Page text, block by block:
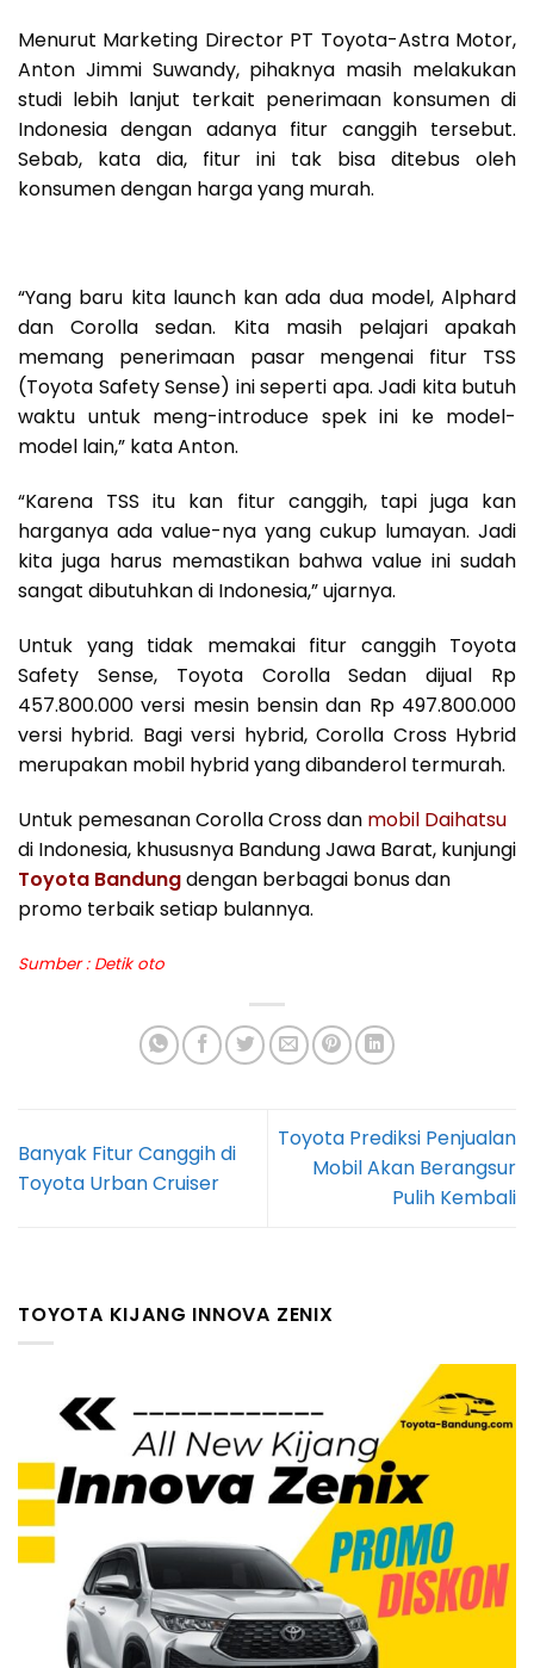
Menurut Marketing Director PT Toyota-Astra Motor,
Anton Jimmi Suwandy, pihaknya masih melakukan
studi lebih lanjut terkait penerimaan konsumen di
Indonesia dengan adanya fitur canggih tersebut.
Sebab, kata dia, fitur ini tak bisa ditebus oleh
konsumen dengan harga yang murah.
“Yang baru kita launch kan ada dua model, Alphard
dan Corolla sedan. Kita masih pelajari apakah
memang penerimaan pasar mengenai fitur TSS
(Toyota Safety Sense) ini seperti apa. Jadi kita butuh
waktu untuk meng-introduce spek ini ke model-
model lain,” kata Anton.
“Karena TSS itu kan fitur canggih, tapi juga kan
harganya ada value-nya yang cukup lumayan. Jadi
kita juga harus memastikan bahwa value ini sudah
sangat dibutuhkan di Indonesia,” ujarnya.
Untuk yang tidak memakai fitur canggih Toyota
Safety Sense, Toyota Corolla Sedan dijual Rp
457.800.000 versi mesin bensin dan Rp 497.800.000
versi hybrid. Bagi versi hybrid, Corolla Cross Hybrid
merupakan mobil hybrid yang dibanderol termurah.
Untuk pemesanan Corolla Cross dan mobil Daihatsu
di Indonesia, khususnya Bandung Jawa Barat, kunjungi
Toyota Bandungdengan berbagai bonus dan
promo terbaik setiap bulannya.
Sumber : Detik oto
Banyak Fitur Canggih di
Toyota Urban Cruiser
Toyota Prediksi Penjualan
Mobil Akan Berangsur
Pulih Kembali
TOYOTA KIJANG INNOVA ZENIX